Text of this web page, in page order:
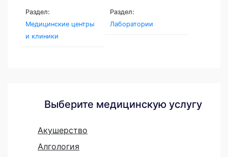
Раздел:
Медицинские центры
и клиники
Раздел:
Лаборатории
Выберите медицинскую услугу
Акушерство
Алгология